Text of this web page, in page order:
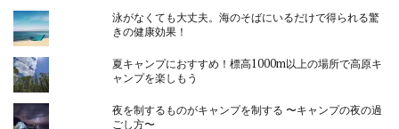
泳がなくても大丈夫。海のそばにいるだけで得られる驚
きの健康効果！
夏キャンプにおすすめ！標高1000m以上の場所で高原キ
ャンプを楽しもう
夜を制するものがキャンプを制する 〜キャンプの夜の過
ごし方〜